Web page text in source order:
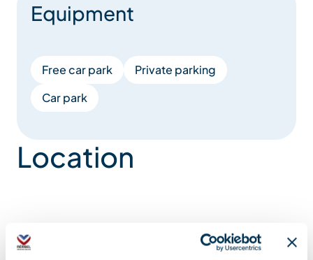
Equipment
Free car park
Private parking
Car park
Location